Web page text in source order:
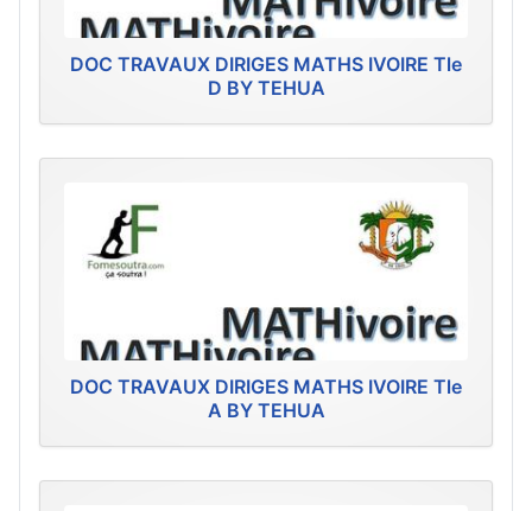
DOC TRAVAUX DIRIGES MATHS IVOIRE Tle
D BY TEHUA
DOC TRAVAUX DIRIGES MATHS IVOIRE Tle
A BY TEHUA